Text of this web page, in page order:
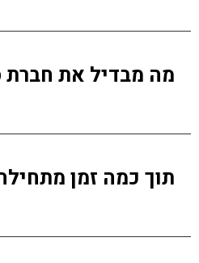
מה מבדיל את חברת
תוך כמה זמן